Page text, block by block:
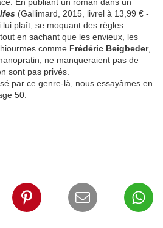
(Gallimard, 2015, livrel à 13,99 € -
plaît, se moquant des règles
en sachant que les envieux, les
comme Frédéric Beigbeder,
ne manqueraient pas de
sont pas privés.
par ce genre-là, nous essayâmes en
50.